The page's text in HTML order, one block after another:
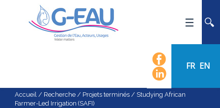
FR EN
ACTUALITÉS
AGENDA
Accueil / Recherche / Projets terminés / Studying African
Farmer-Led Irrigation (SAFI)